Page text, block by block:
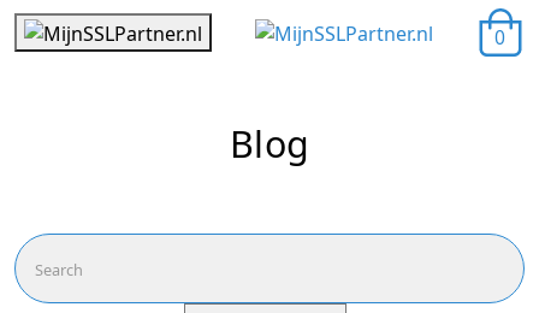
0
Blog